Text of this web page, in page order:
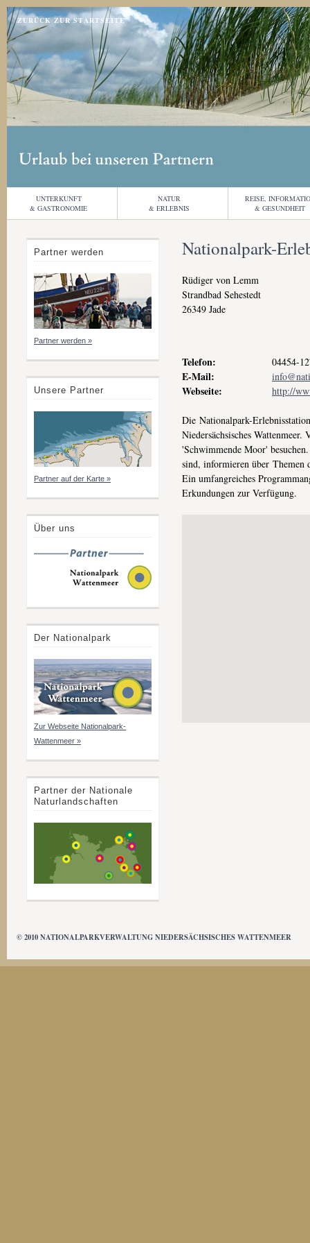
Jump to navigation
ZURÜCK ZUR STARTSEITE
Nationalpark-
Rüdiger von Lemm
Strandbad Sehestedt
26349 Jade
Telefon: 04454-
E-Mail:
Webseite: http://
Die Nationalpark-
Niedersächsisches
'Schwimmende Moor'
sind, informieren über Themen
Ein umfangreiches
Erkundungen zur Verfügung.
UNTERKUNFT
& GASTRONOMIE
NATUR
& ERLEBNIS
REISE,
& GESUNDHEIT
Partner werden
Partner werden »
Unsere Partner
Partner auf der Karte »
Über uns
Der Nationalpark
Zur Webseite Nationalpark-
Wattenmeer »
Partner der Nationale
Naturlandschaften
© 2010 NATIONALPARKVERWALTUNG NIEDERSÄCHSISCHES WATTENMEER